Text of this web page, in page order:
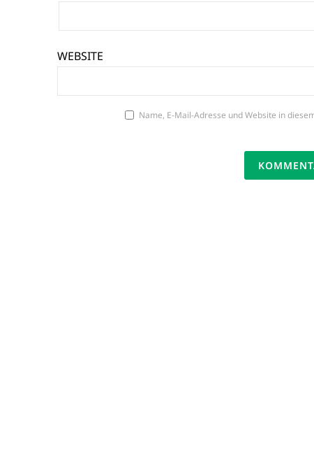
WEBSITE
Name, E-Mail-Adresse und Website in